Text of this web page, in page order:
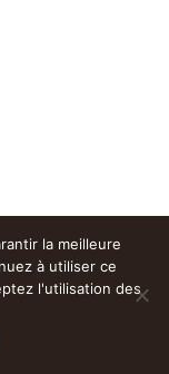
la meilleure
à utiliser ce
l'utilisation des